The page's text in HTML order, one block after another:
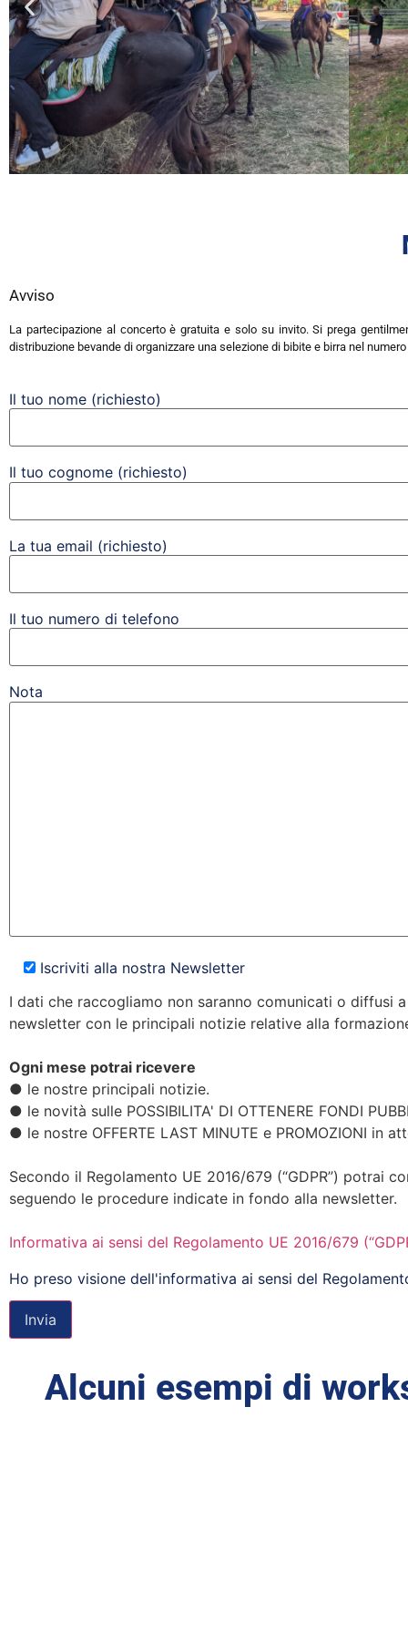
Avviso
La partecipazione al concerto è gratuita e solo su invito. Si prega
distribuzione bevande di organizzare una selezione di bibite e birra nel
Il tuo nome (richiesto)
Il tuo cognome (richiesto)
La tua email (richiesto)
Il tuo numero di telefono
Nota
Iscriviti alla nostra Newsletter
I dati che raccogliamo non saranno comunicati o diffusi
newsletter con le principali notizie relative alla
Ogni mese potrai ricevere
● le nostre principali notizie.
● le novità sulle POSSIBILITA' DI OTTENERE FONDI
● le nostre OFFERTE LAST MINUTE e PROMOZIONI in
Secondo il Regolamento UE 2016/679 (“GDPR”) potrai
seguendo le procedure indicate in fondo alla newsletter.
Informativa ai sensi del Regolamento UE 2016/679
Ho preso visione dell'informativa ai sensi del
Alcuni esempi di